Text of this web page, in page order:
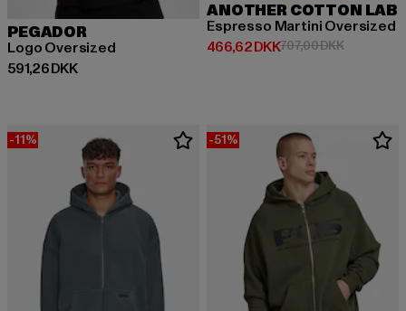
PEGADOR
Logo Oversized
591,26 DKK
Nuværende pris: 591,26 DKK
ANOTHER COTTON LAB
Espresso Martini Oversized
466,62 DKK
Nuværende pris: 466,62 DKK
707,00 DKK
-11% -51%